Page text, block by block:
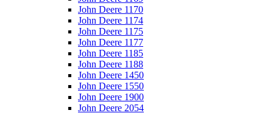
John Deere 1170
John Deere 1174
John Deere 1175
John Deere 1177
John Deere 1185
John Deere 1188
John Deere 1450
John Deere 1550
John Deere 1900
John Deere 2054